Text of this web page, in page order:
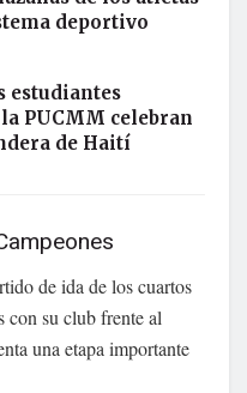
deportivo
estudiantes
PUCMM celebran
de Haití
de ida de los cuartos
con su club frente al
una etapa importante